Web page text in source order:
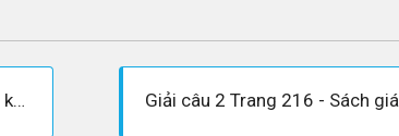
Giải câu 1 Trang 216 - Sách giáo khoa Vật lí 12